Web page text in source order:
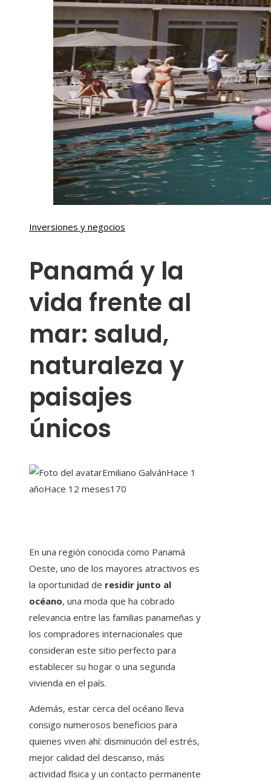
Inversiones y negocios
Panamá y la
vida frente al
mar: salud,
naturaleza y
paisajes
únicos
Emiliano GalvánHace 1
añoHace 12 meses170
En una región conocida como Panamá
Oeste, uno de los mayores atractivos es
la oportunidad de residir junto al
océano, una moda que ha cobrado
relevancia entre las familias panameñas y
los compradores internacionales que
consideran este sitio perfecto para
establecer su hogar o una segunda
vivienda en el país.
Además, estar cerca del océano lleva
consigo numerosos beneficios para
quienes viven ahí: disminución del estrés,
mejor calidad del descanso, más
actividad física y un contacto permanente